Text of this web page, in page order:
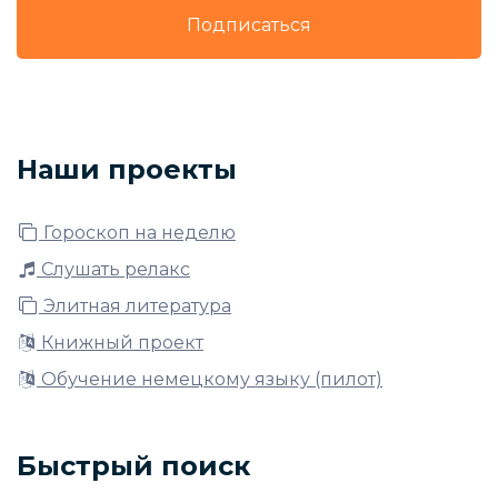
Подписаться
Наши проекты
Гороскоп на неделю
Слушать релакс
Элитная литература
Книжный проект
Обучение немецкому языку (пилот)
Быстрый поиск